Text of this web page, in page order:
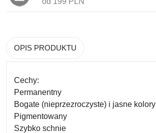
OPIS PRODUKTU
Cechy:
Permanentny
Bogate (nieprzezroczyste) i jasne kolory
Pigmentowany
Szybko schnie